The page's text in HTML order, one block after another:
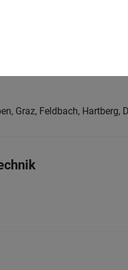
Graz, Feldbach, Hartberg,